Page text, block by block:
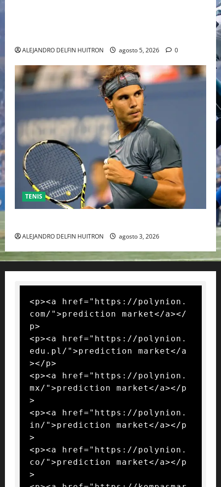
ALEJANDRO DELFIN HUITRON agosto 5, 2026 0
TENIS
ALEJANDRO DELFIN HUITRON agosto 3, 2026
<p><a href="https://polynion.
com/">prediction market</a></
p>
<p><a href="https://polynion.
edu.pl/">prediction market</a
></p>
<p><a href="https://polynion.
mx/">prediction market</a></p
>
<p><a href="https://polynion.
in/">prediction market</a></p
>
<p><a href="https://polynion.
co/">prediction market</a></p
>